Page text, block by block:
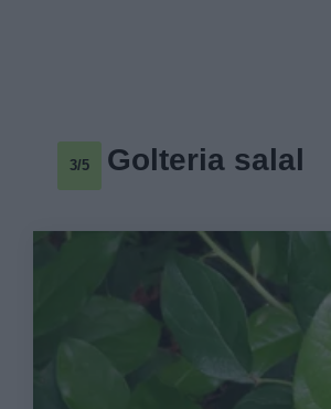
3/5 Golteria salal